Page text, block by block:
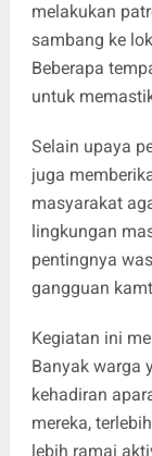
melakukan
sambang ke
Beberapa
untuk
Selain upaya
juga
masyarakat
lingkungan
pentingnya
gangguan
Kegiatan ini
Banyak warga
kehadiran
mereka,
lebih ramai